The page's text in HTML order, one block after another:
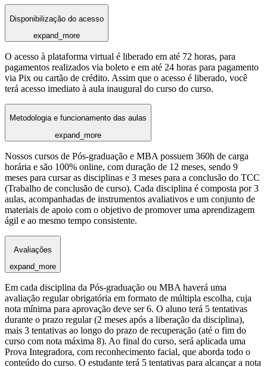
Disponibilização do acesso
expand_more
O acesso à plataforma virtual é liberado em até 72 horas, para
pagamentos realizados via boleto e em até 24 horas para pagamento
via Pix ou cartão de crédito. Assim que o acesso é liberado, você
terá acesso imediato à aula inaugural do curso do curso.
Metodologia e funcionamento das aulas
expand_more
Nossos cursos de Pós-graduação e MBA possuem 360h de carga
horária e são 100% online, com duração de 12 meses, sendo 9
meses para cursar as disciplinas e 3 meses para a conclusão do TCC
(Trabalho de conclusão de curso). Cada disciplina é composta por 3
aulas, acompanhadas de instrumentos avaliativos e um conjunto de
materiais de apoio com o objetivo de promover uma aprendizagem
ágil e ao mesmo tempo consistente.
Avaliações
expand_more
Em cada disciplina da Pós-graduação ou MBA haverá uma
avaliação regular obrigatória em formato de múltipla escolha, cuja
nota mínima para aprovação deve ser 6. O aluno terá 5 tentativas
durante o prazo regular (2 meses após a liberação da disciplina),
mais 3 tentativas ao longo do prazo de recuperação (até o fim do
curso com nota máxima 8). Ao final do curso, será aplicada uma
Prova Integradora, com reconhecimento facial, que aborda todo o
conteúdo do curso. O estudante terá 5 tentativas para alcançar a nota